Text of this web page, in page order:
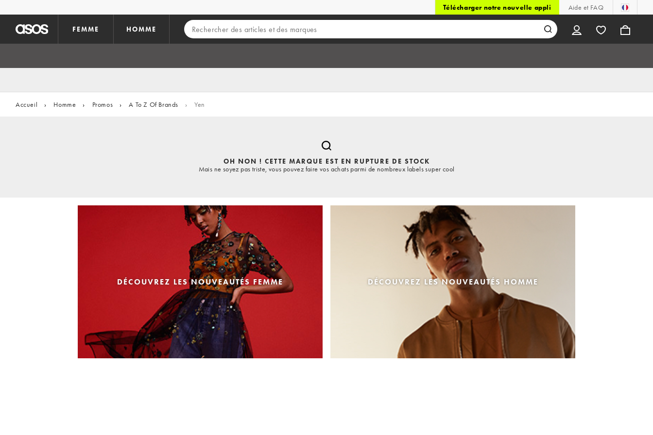
Télécharger notre nouvelle appli Aide et FAQ
FEMME HOMME
Accueil › Homme › Promos › A To Z Of Brands › Yen
OH NON ! CETTE MARQUE EST EN RUPTURE DE STOCK
Mais ne soyez pas triste, vous pouvez faire vos achats parmi de nombreux labels super cool
DÉCOUVREZ LES NOUVEAUTÉS FEMME DÉCOUVREZ LES NOUVEAUTÉS HOMME